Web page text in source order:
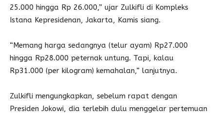
25.000 hingga Rp 26.000,” ujar Zulkifli di Kompleks
Istana Kepresidenan, Jakarta, Kamis siang.
“Memang harga sedangnya (telur ayam) Rp27.000
hingga Rp28.000 peternak untung. Tapi, kalau
Rp31.000 (per kilogram) kemahalan,” lanjutnya.
Zulkifli mengungkapkan, sebelum rapat dengan
Presiden Jokowi, dia terlebih dulu menggelar pertemuan